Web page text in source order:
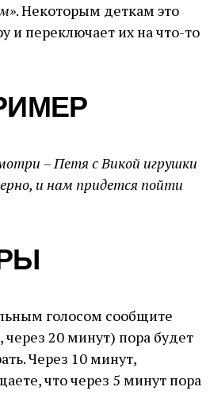
. Некоторым деткам это
и переключает их на что-то
– Петя с Викой игрушки
и нам придется пойти
голосом сообщите
20 минут) пора будет
Через 10 минут,
что через 5 минут пора